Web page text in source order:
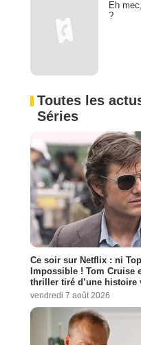
Eh
?
Toutes les
Séries
Ce soir sur Netflix : ni
Impossible ! Tom Cruise
thriller tiré d’une histoire
vendredi 7 août 2026